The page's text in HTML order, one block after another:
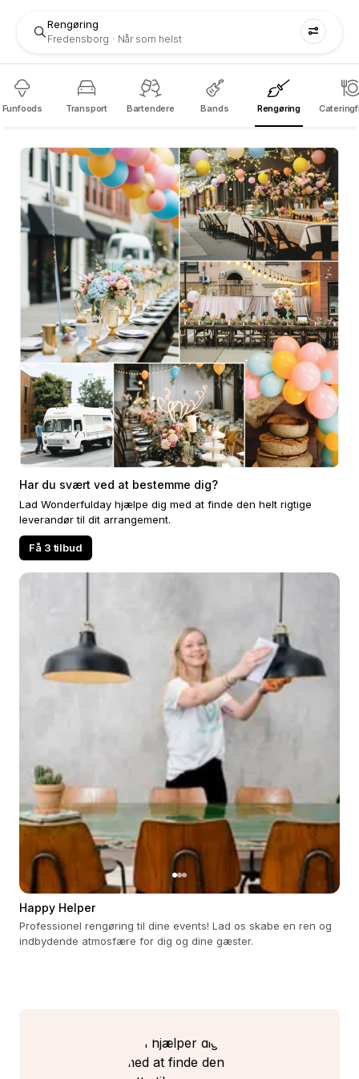
Rengøring
Fredensborg Når som helst
Funfoods Transport Bartendere Bands Rengøring
Har du svært ved at bestemme dig?
Lad Wonderfulday hjælpe dig med at finde den helt rigtige
leverandør til dit arrangement.
Få 3 tilbud
Happy Helper
Professionel rengøring til dine events! Lad os skabe en ren og
indbydende atmosfære for dig og dine gæster.